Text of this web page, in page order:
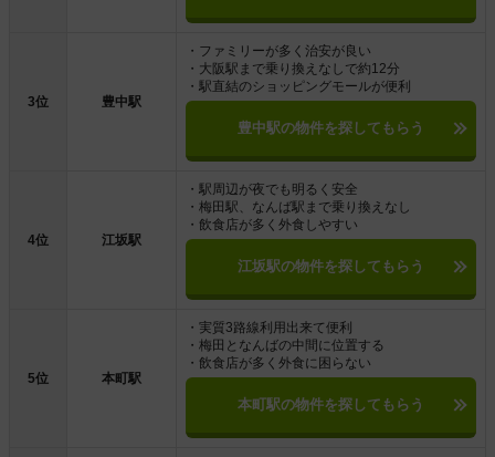
3位 豊中駅
・ファミリーが多く治安が良い
・大阪駅まで乗り換えなしで約12分
・駅直結のショッピングモールが便利
豊中駅の物件を探してもらう
4位 江坂駅
・駅周辺が夜でも明るく安全
・梅田駅、なんば駅まで乗り換えなし
・飲食店が多く外食しやすい
江坂駅の物件を探してもらう
5位 本町駅
・実質3路線利用出来て便利
・梅田となんばの中間に位置する
・飲食店が多く外食に困らない
本町駅の物件を探してもらう